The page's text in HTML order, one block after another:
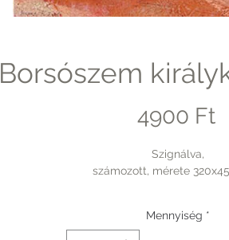
Borsószem
4900 FtÁr
Szignálva,
számozott, mérete
Mennyiség *